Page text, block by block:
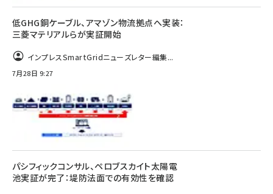
低GHG銅ケーブル、アマゾン物流拠点へ実装：
三菱マテリアルらが実証開始
インプレスSmartGridニューズレター編集...
7月28日 9:27
パシフィックコンサル、ペロブスカイト太陽電
池実証が完了：堤防法面での有効性を確認